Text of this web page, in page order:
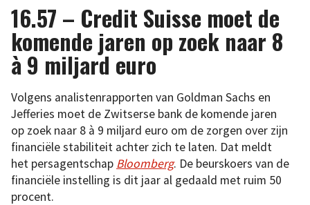
16.57 – Credit Suisse moet de
komende jaren op zoek naar 8
à 9 miljard euro
Volgens analistenrapporten van Goldman Sachs en
Jefferies moet de Zwitserse bank de komende jaren
op zoek naar 8 à 9 miljard euro om de zorgen over zijn
financiële stabiliteit achter zich te laten. Dat meldt
het persagentschap Bloomberg. De beurskoers van de
financiële instelling is dit jaar al gedaald met ruim 50
procent.